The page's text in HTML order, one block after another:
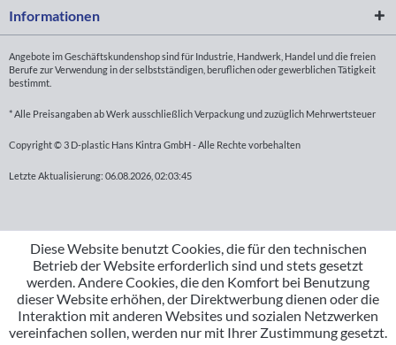
Informationen
Angebote im Geschäftskundenshop sind für Industrie, Handwerk, Handel und die freien
Berufe zur Verwendung in der selbstständigen, beruflichen oder gewerblichen Tätigkeit
bestimmt.
* Alle Preisangaben ab Werk ausschließlich Verpackung und zuzüglich Mehrwertsteuer
Copyright © 3 D-plastic Hans Kintra GmbH - Alle Rechte vorbehalten
Letzte Aktualisierung: 06.08.2026, 02:03:45
Diese Website benutzt Cookies, die für den technischen
Betrieb der Website erforderlich sind und stets gesetzt
werden. Andere Cookies, die den Komfort bei Benutzung
dieser Website erhöhen, der Direktwerbung dienen oder die
Interaktion mit anderen Websites und sozialen Netzwerken
vereinfachen sollen, werden nur mit Ihrer Zustimmung gesetzt.